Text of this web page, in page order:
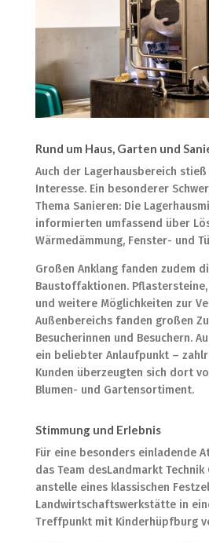
Rund um Haus, Garten und
Auch der Lagerhausbereich
Interesse. Ein besonderer
Thema Sanieren: Die
informierten umfassend über
Wärmedämmung, Fenster- und
Großen Anklang fanden zudem
Baustoffaktionen. Pflastersteine,
und weitere Möglichkeiten zur
Außenbereichs fanden großen
Besucherinnen und Besuchern.
ein beliebter Anlaufpunkt –
Kunden überzeugten sich dort
Blumen- und Gartensortiment.
Stimmung und Erlebnis
Für eine besonders einladende
das Team desLandmarkt Technik
anstelle eines klassischen
Landwirtschaftswerkstätte in
Treffpunkt mit Kinderhüpfburg